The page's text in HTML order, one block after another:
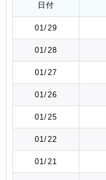
日付
01/29
01/28
01/27
01/26
01/25
01/22
01/21